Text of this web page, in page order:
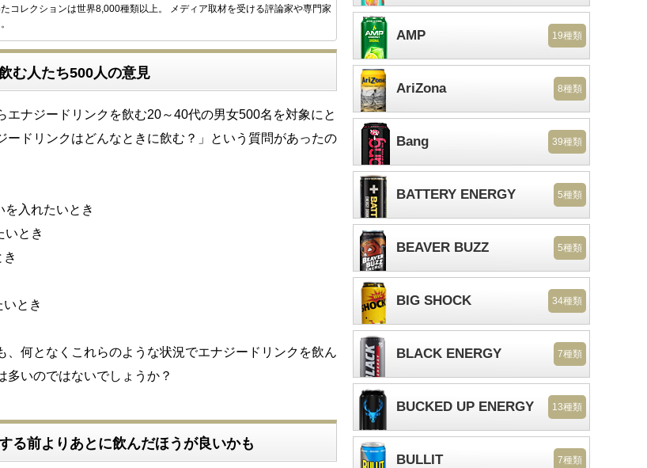
コレクションは世界8,000種類以上。 メディア取材を受ける評論家や専門家
む人たち500人の意見
エナジードリンクを飲む20～40代の男女500名を対象にと
ードリンクはどんなときに飲む？」という質問があったの
を入れたいとき
いとき
とき
、何となくこれらのような状況でエナジードリンクを飲ん
多いのではないでしょうか？
る前よりあとに飲んだほうが良いかも
AMP 19種類
AriZona 8種類
Bang 39種類
BATTERY ENERGY 5種類
BEAVER BUZZ 5種類
BIG SHOCK 34種類
BLACK ENERGY 7種類
BUCKED UP ENERGY 13種類
BULLIT 7種類